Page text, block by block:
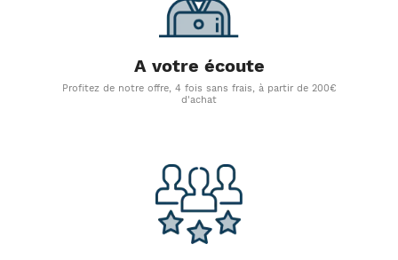
A votre écoute
Profitez de notre offre, 4 fois sans frais, à partir de 200€
d'achat